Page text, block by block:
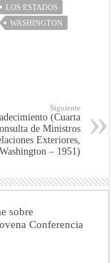
LOS ESTADOS
WASHINGTON
Siguiente
(Cuarta
de Ministros
Exteriores,
Washington – 1951)
sobre
Conferencia